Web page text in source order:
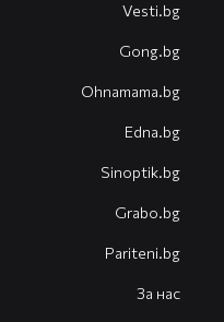
Vesti.bg
Gong.bg
Оhnamama.bg
Edna.bg
Sinoptik.bg
Grabo.bg
Pariteni.bg
За нас